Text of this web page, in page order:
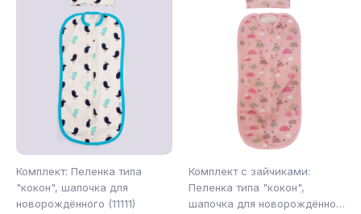
Комплект: Пеленка типа
"кокон", шапочка для
новорождённого (11111)
Комплект с зайчиками:
Пеленка типа "кокон",
шапочка для новорождённой